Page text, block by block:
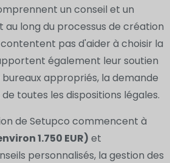
un conseil et un
long du processus de création
pas d'aider à choisir la
également leur soutien
appropriés, la demande
toutes les dispositions légales.
de Setupco commencent à
1.750 EUR) et
personnalisés, la gestion des